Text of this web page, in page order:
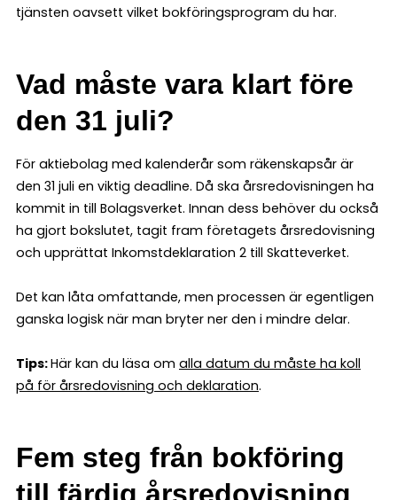
tjänsten oavsett vilket bokföringsprogram du har.
Vad måste vara klart före
den 31 juli?
För aktiebolag med kalenderår som räkenskapsår är
den 31 juli en viktig deadline. Då ska årsredovisningen ha
kommit in till Bolagsverket. Innan dess behöver du också
ha gjort bokslutet, tagit fram företagets årsredovisning
och upprättat Inkomstdeklaration 2 till Skatteverket.
Det kan låta omfattande, men processen är egentligen
ganska logisk när man bryter ner den i mindre delar.
Tips:Här kan du läsa om alla datum du måste ha koll
på för årsredovisning och deklaration.
Fem steg från bokföring
till färdig årsredovisning